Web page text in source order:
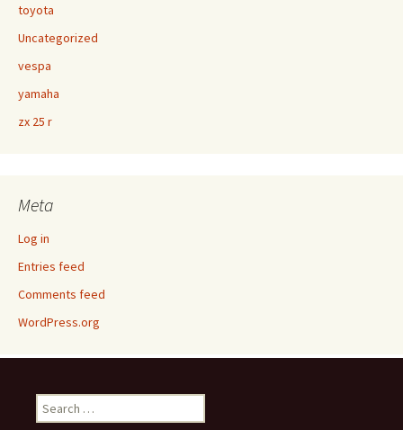
toyota
Uncategorized
vespa
yamaha
zx 25 r
Meta
Log in
Entries feed
Comments feed
WordPress.org
Search
for: